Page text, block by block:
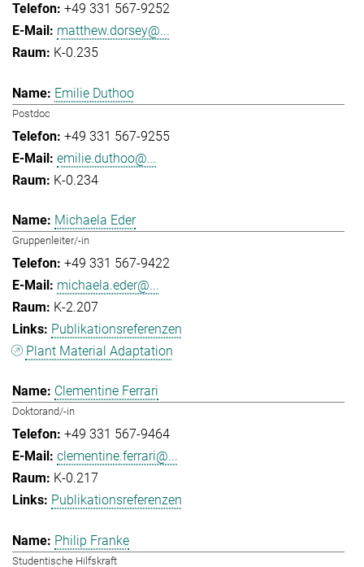
+49 331 567-9252
matthew.dorsey@...
K-0.235
Emilie Duthoo
Postdoc
+49 331 567-9255
emilie.duthoo@...
K-0.234
Michaela Eder
Gruppenleiter/-in
+49 331 567-9422
michaela.eder@...
K-2.207
Publikationsreferenzen
Plant Material Adaptation
Clementine Ferrari
Doktorand/-in
+49 331 567-9464
clementine.ferrari@...
K-0.217
Publikationsreferenzen
Philip Franke
Studentische Hilfskraft